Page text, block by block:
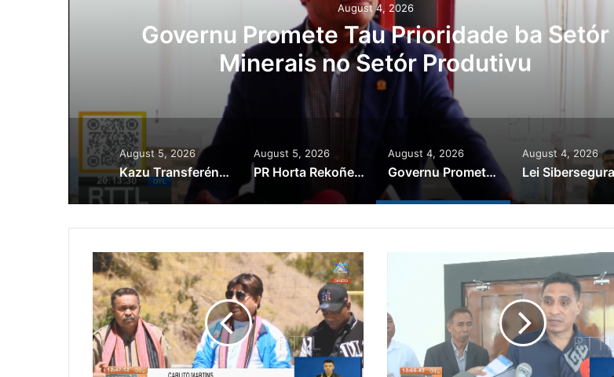
August 4, 2026
Governu Promete Tau Prioridade ba Setór
Minerais no Setór Produtivu
August 5, 2026
Kazu Transferénsia Osan Millaun 42 Husi Singapura, Advogadu Sei Halo Rekursu
August 5, 2026
PR Horta Rekoñese Timoroan Sira Iha Diáspora Nia Kontribuisaun
August 4, 2026
Governu Promete Tau Prioridade ba Setór Minerais no Setór Produtivu
August 4, 2026